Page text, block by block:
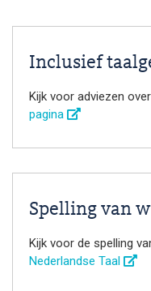
Inclusief
Kijk voor adviezen
pagina
Spelling van
Kijk voor de spelling
Nederlandse Taal